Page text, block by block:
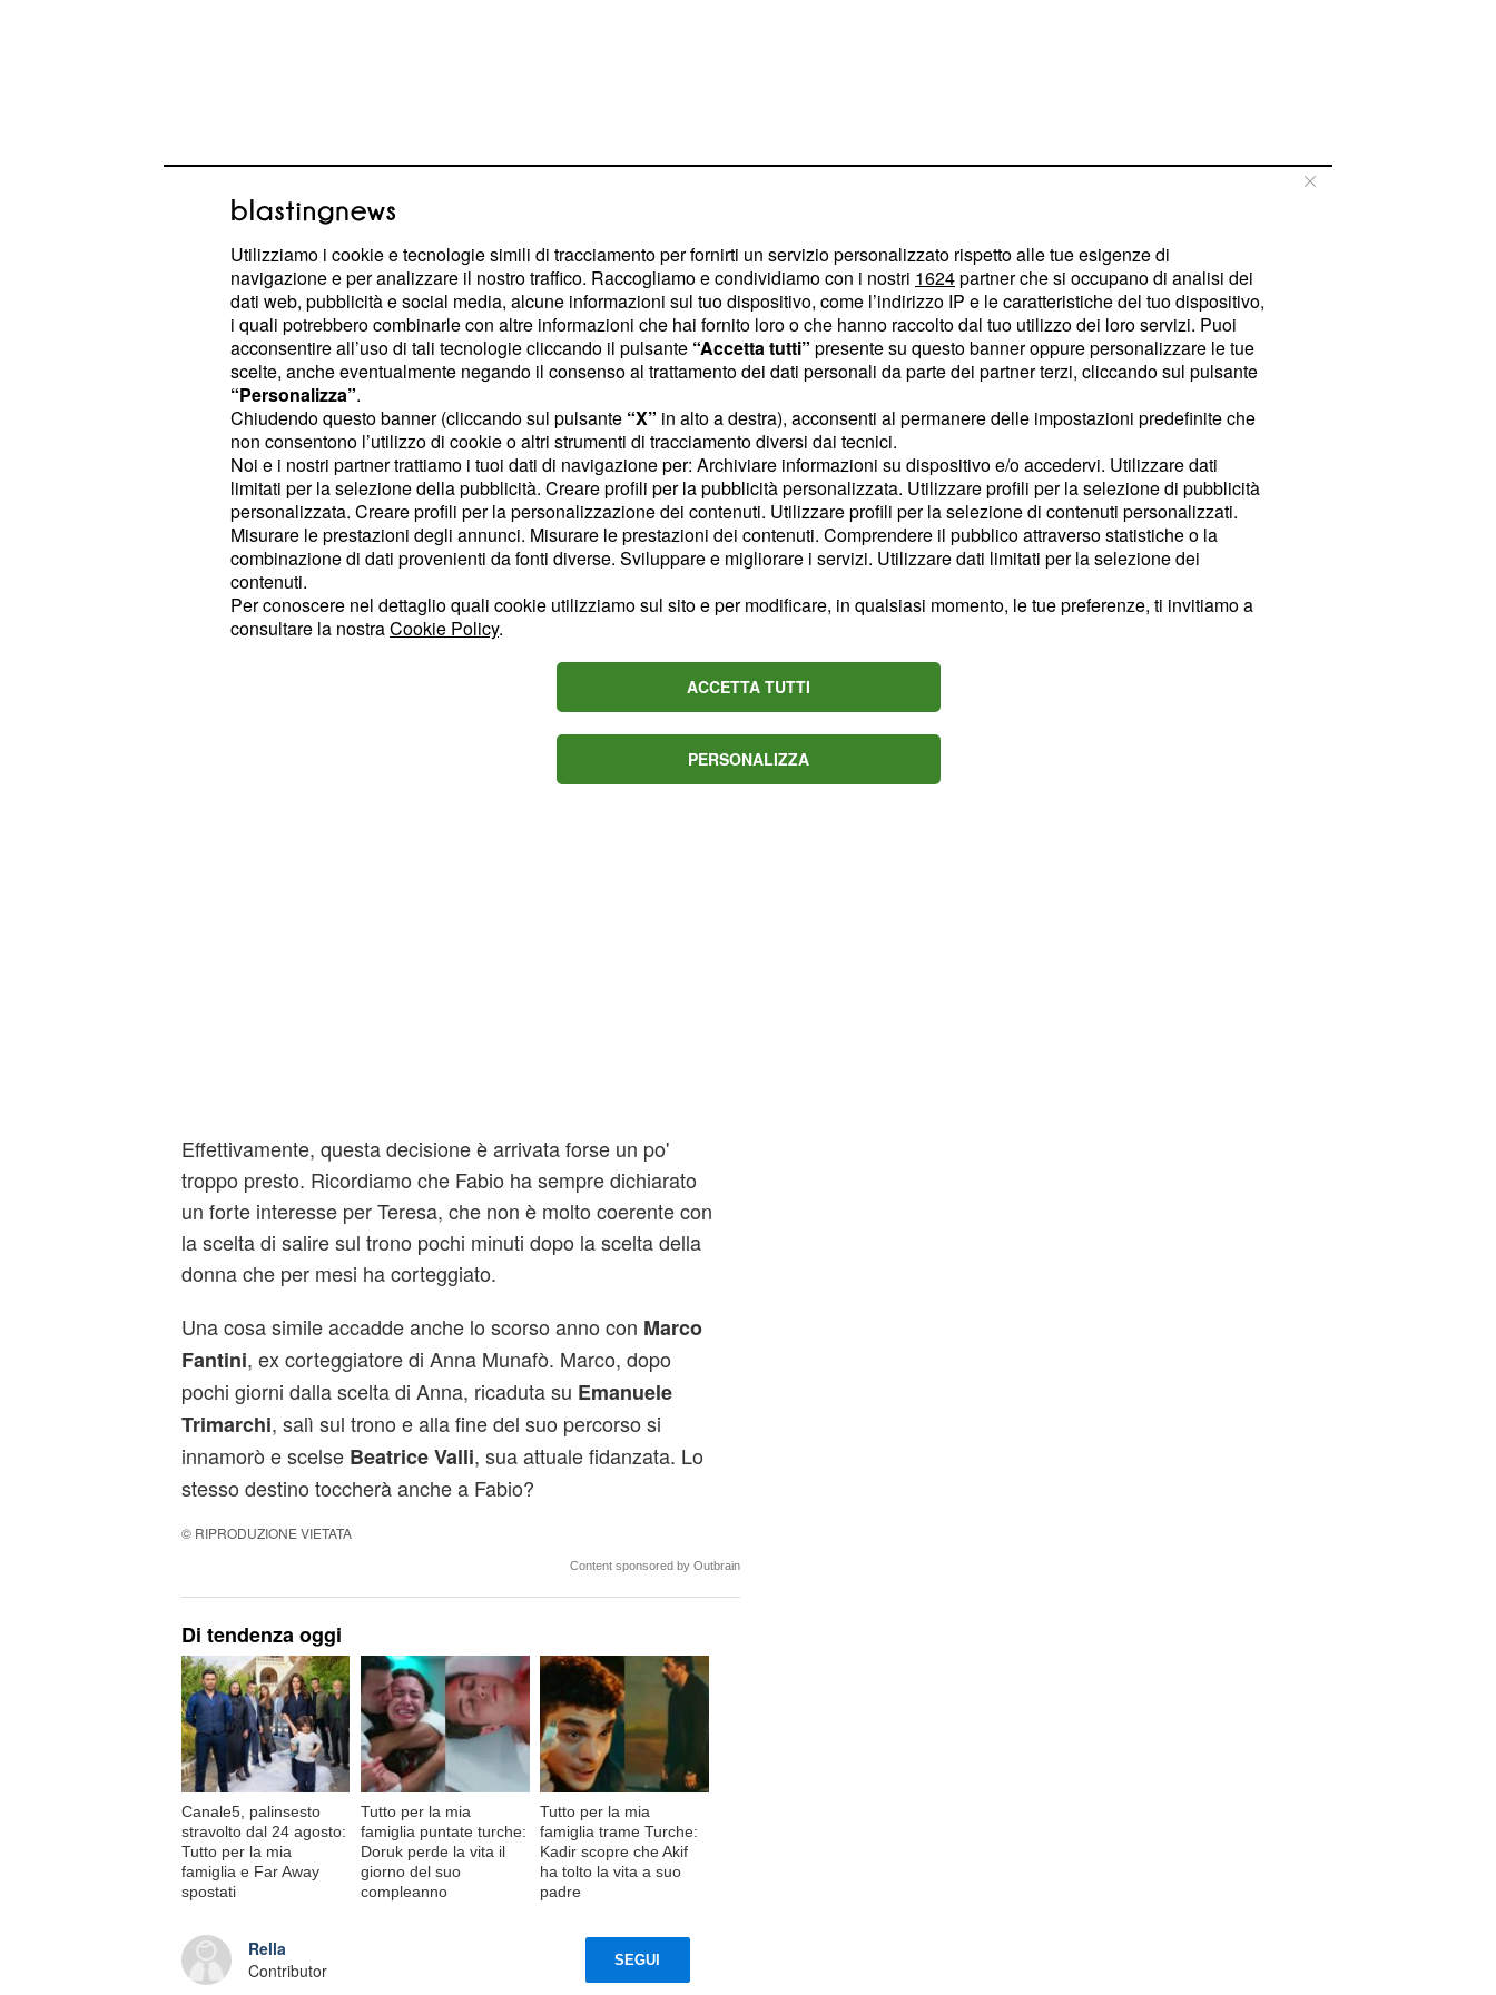
L'ennesimo colpo di scena, però, lo abbiamo trovato sul
finale, nella presentazione dei tre nuovi tronisti, tra i quali c'è
ancheFabio Colloricchio,ex corteggiatore proprio di
Teresa.
Per chi non lo sapesse, o ancora non lo avesse capito dal
cognome, Fabio Colloricchio è il corteggiatore di Teresa
Cilia che fino a ieri si è conteso la tronista siciliana conil
corteggiatore palermitano Salvatore Di Carlo.Poco dopo la
scelta di Teresa, ricaduta su quest'ultimo, è stata annunciata
la notizia che ha scioccato abbastanza il pubblico: Fabio
salirà sul trono. Inutile dire che molti spettatori del
programma e fan della Cilia hanno iniziato subito a puntare
il dito contro Colloricchio: il ragazzo, infatti, è stato accusato
di falsità per aver ricomposto decisamente troppo presto il
Effettivamente, questa decisione è arrivata forse un po'
troppo presto. Ricordiamo che Fabio ha sempre dichiarato
un forte interesse per Teresa, che non è molto coerente con
la scelta di salire sul trono pochi minuti dopo la scelta della
donna che per mesi ha corteggiato.
Una cosa simile accadde anche lo scorso anno con Marco
Fantini, ex corteggiatore di Anna Munafò. Marco, dopo
pochi giorni dalla scelta di Anna, ricaduta su Emanuele
Trimarchi, salì sul trono e alla fine del suo percorso si
innamorò e scelse Beatrice Valli, sua attuale fidanzata. Lo
stesso destino toccherà anche a Fabio?
© RIPRODUZIONE VIETATA
Content sponsored by Outbrain
Di tendenza oggi
Canale5, palinsesto
stravolto dal 24 agosto:
Tutto per la mia
famiglia e Far Away
spostati
Tutto per la mia
famiglia puntate turche:
Doruk perde la vita il
giorno del suo
compleanno
Tutto per la mia
famiglia trame Turche:
Kadir scopre che Akif
ha tolto la vita a suo
padre
Rella
Contributor
SEGUI
Utilizziamo i cookie e tecnologie simili di tracciamento per fornirti un servizio personalizzato rispetto alle tue esigenze di
navigazione e per analizzare il nostro traffico. Raccogliamo e condividiamo con i nostri 1624partner che si occupano di analisi dei
dati web, pubblicità e social media, alcune informazioni sul tuo dispositivo, come l’indirizzo IP e le caratteristiche del tuo dispositivo,
i quali potrebbero combinarle con altre informazioni che hai fornito loro o che hanno raccolto dal tuo utilizzo dei loro servizi. Puoi
acconsentire all’uso di tali tecnologie cliccando il pulsante “Accetta tutti” presente su questo banner oppure personalizzare le tue
scelte, anche eventualmente negando il consenso al trattamento dei dati personali da parte dei partner terzi, cliccando sul pulsante
“Personalizza”.
Chiudendo questo banner (cliccando sul pulsante “X” in alto a destra), acconsenti al permanere delle impostazioni predefinite che
non consentono l’utilizzo di cookie o altri strumenti di tracciamento diversi dai tecnici.
Noi e i nostri partner trattiamo i tuoi dati di navigazione per: Archiviare informazioni su dispositivo e/o accedervi. Utilizzare dati
limitati per la selezione della pubblicità. Creare profili per la pubblicità personalizzata. Utilizzare profili per la selezione di pubblicità
personalizzata. Creare profili per la personalizzazione dei contenuti. Utilizzare profili per la selezione di contenuti personalizzati.
Misurare le prestazioni degli annunci. Misurare le prestazioni dei contenuti. Comprendere il pubblico attraverso statistiche o la
combinazione di dati provenienti da fonti diverse. Sviluppare e migliorare i servizi. Utilizzare dati limitati per la selezione dei
contenuti.
Per conoscere nel dettaglio quali cookie utilizziamo sul sito e per modificare, in qualsiasi momento, le tue preferenze, ti invitiamo a
consultare la nostraCookie Policy.
ACCETTA TUTTI
PERSONALIZZA